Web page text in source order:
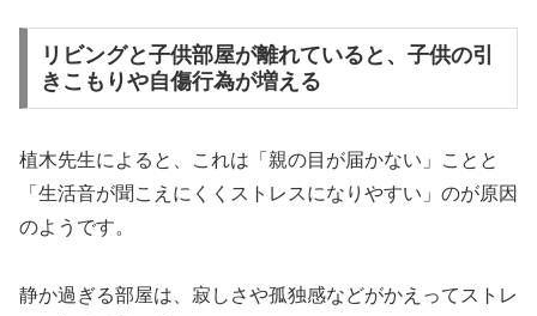
リビングと子供部屋が離れていると、子供の引
きこもりや自傷行為が増える
植木先生によると、これは「親の目が届かない」ことと
「生活音が聞こえにくくストレスになりやすい」のが原因
のようです。
静か過ぎる部屋は、寂しさや孤独感などがかえってストレ